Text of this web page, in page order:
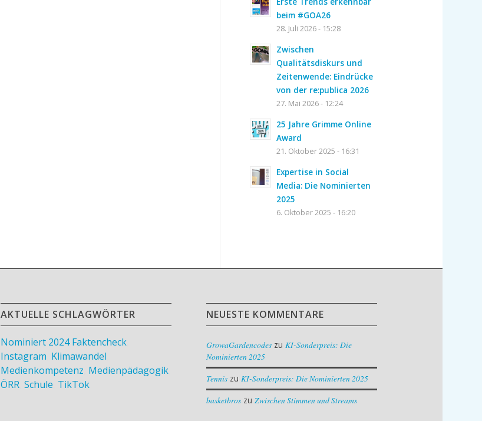
beim #GOA26
28. Juli 2026 - 15:28
Zwischen
Qualitätsdiskurs und
Zeitenwende: Eindrücke
von der re:publica 2026
27. Mai 2026 - 12:24
25 Jahre Grimme Online
Award
21. Oktober 2025 - 16:31
Expertise in Social
Media: Die Nominierten
2025
6. Oktober 2025 - 16:20
AKTUELLE SCHLAGWÖRTER
Nominiert 2024 Faktencheck,
Instagram Klimawandel
Medienkompetenz Medienpädagogik,
ÖRR, Schule TikTok
NEUESTE KOMMENTARE
GrowaGardencodes zuKI-Sonderpreis: Die
Nominierten 2025
Tennis zuKI-Sonderpreis: Die Nominierten 2025
basketbros zuZwischen Stimmen und Streams